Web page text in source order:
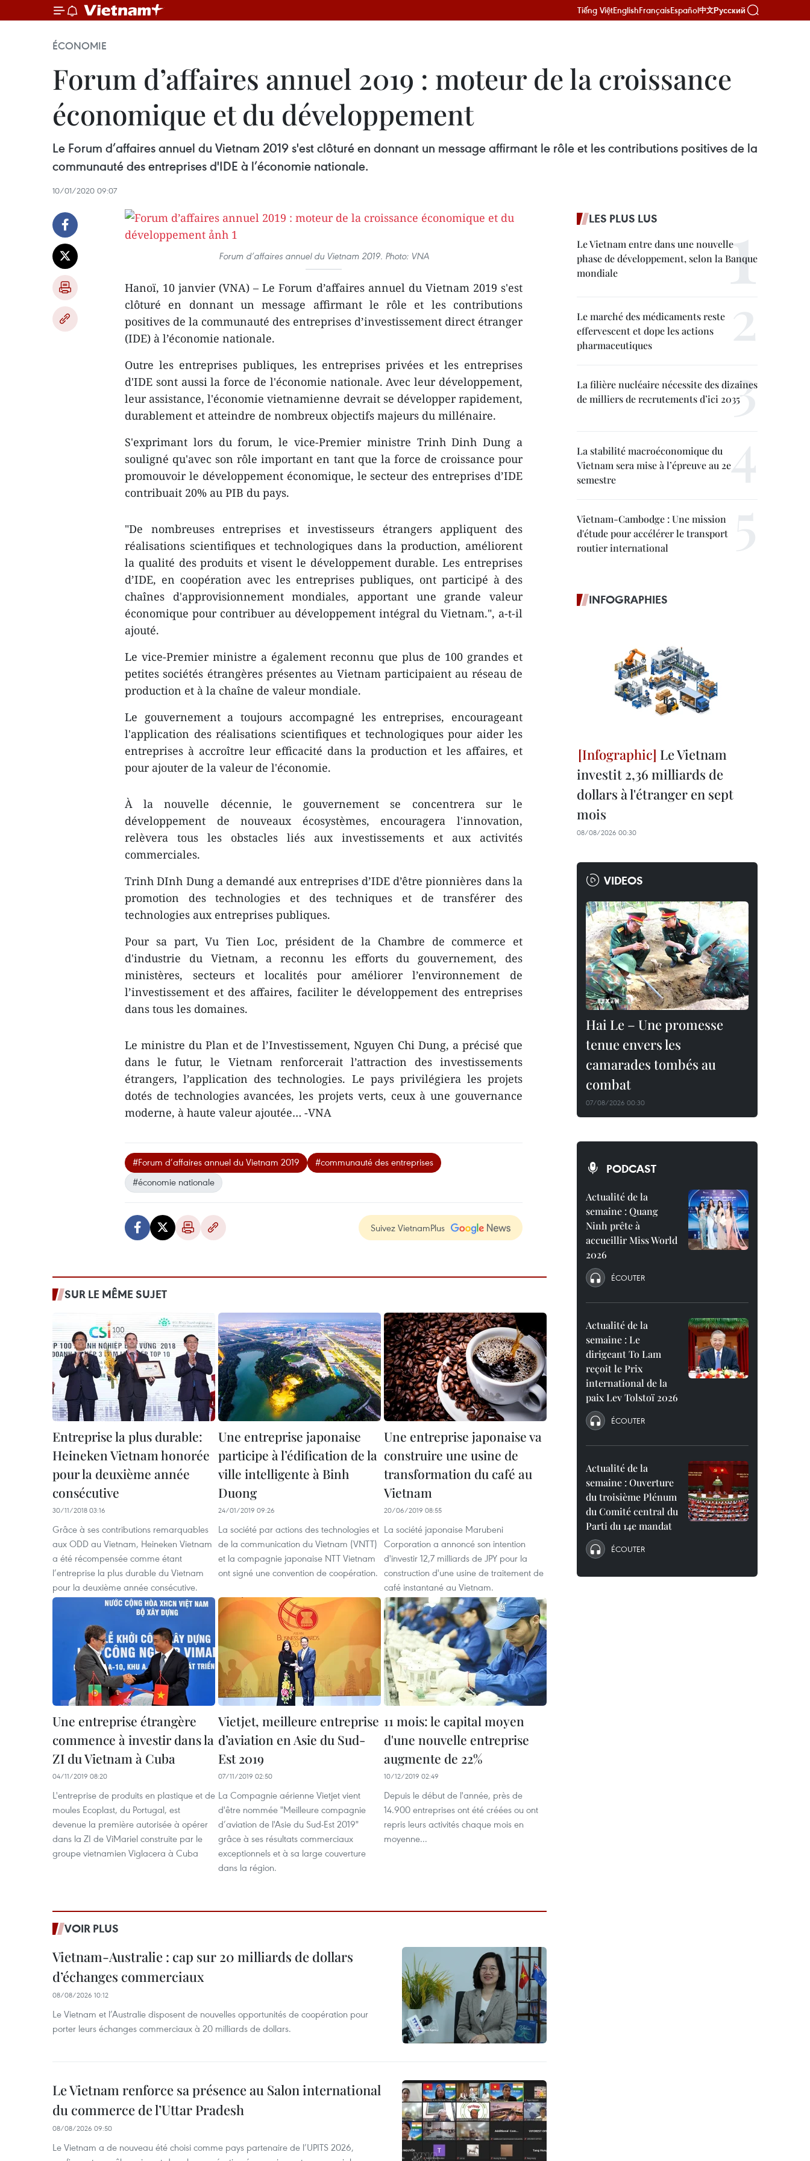
Tiếng ViệtEnglishFrançaisEspañol中文Русский
ÉCONOMIE
Forum d’affaires annuel 2019 : moteur de la croissance
économique et du développement
Le Forum d’affaires annuel du Vietnam 2019 s'est clôturé en donnant un message affirmant le rôle et les contributions positives de la
communauté des entreprises d'IDE à l’économie nationale.
10/01/2020 09:07
Forum d’affaires annuel du Vietnam 2019. Photo: VNA
Hanoï, 10 janvier (VNA) – Le Forum d’affaires annuel du Vietnam 2019 s'est
clôturé en donnant un message affirmant le rôle et les contributions
positives de la communauté des entreprises d’investissement direct étranger
(IDE) à l’économie nationale.
Outre les entreprises publiques, les entreprises privées et les entreprises
d'IDE sont aussi la force de l'économie nationale. Avec leur développement,
leur assistance, l'économie vietnamienne devrait se développer rapidement,
durablement et atteindre de nombreux objectifs majeurs du millénaire.
S'exprimant lors du forum, le vice-Premier ministre Trinh Dinh Dung a
souligné qu'avec son rôle important en tant que la force de croissance pour
promouvoir le développement économique, le secteur des entreprises d’IDE
contribuait 20% au PIB du pays.
"De nombreuses entreprises et investisseurs étrangers appliquent des
réalisations scientifiques et technologiques dans la production, améliorent
la qualité des produits et visent le développement durable. Les entreprises
d’IDE, en coopération avec les entreprises publiques, ont participé à des
chaînes d'approvisionnement mondiales, apportant une grande valeur
économique pour contribuer au développement intégral du Vietnam.", a-t-il
ajouté.
Le vice-Premier ministre a également reconnu que plus de 100 grandes et
petites sociétés étrangères présentes au Vietnam participaient au réseau de
production et à la chaîne de valeur mondiale.
Le gouvernement a toujours accompagné les entreprises, encourageant
l'application des réalisations scientifiques et technologiques pour aider les
entreprises à accroître leur efficacité dans la production et les affaires, et
pour ajouter de la valeur de l'économie.
À la nouvelle décennie, le gouvernement se concentrera sur le
développement de nouveaux écosystèmes, encouragera l'innovation,
relèvera tous les obstacles liés aux investissements et aux activités
commerciales.
Trinh DInh Dung a demandé aux entreprises d’IDE d’être pionnières dans la
promotion des technologies et des techniques et de transférer des
technologies aux entreprises publiques.
Pour sa part, Vu Tien Loc, président de la Chambre de commerce et
d'industrie du Vietnam, a reconnu les efforts du gouvernement, des
ministères, secteurs et localités pour améliorer l’environnement de
l’investissement et des affaires, faciliter le développement des entreprises
dans tous les domaines.
Le ministre du Plan et de l’Investissement, Nguyen Chi Dung, a précisé que
dans le futur, le Vietnam renforcerait l’attraction des investissements
étrangers, l’application des technologies. Le pays privilégiera les projets
dotés de technologies avancées, les projets verts, ceux à une gouvernance
moderne, à haute valeur ajoutée… -VNA
#Forum d’affaires annuel du Vietnam 2019
#communauté des entreprises
#économie nationale
Suivez VietnamPlus
SUR LE MÊME SUJET
Entreprise la plus durable:
Heineken Vietnam honorée
pour la deuxième année
consécutive
30/11/2018 03:16
Grâce à ses contributions remarquables
aux ODD au Vietnam, Heineken Vietnam
a été récompensée comme étant
l’entreprise la plus durable du Vietnam
pour la deuxième année consécutive.
Une entreprise japonaise
participe à l’édification de la
ville intelligente à Binh
Duong
24/01/2019 09:26
La société par actions des technologies et
de la communication du Vietnam (VNTT)
et la compagnie japonaise NTT Vietnam
ont signé une convention de coopération.
Une entreprise japonaise va
construire une usine de
transformation du café au
Vietnam
20/06/2019 08:55
La société japonaise Marubeni
Corporation a annoncé son intention
d'investir 12,7 milliards de JPY pour la
construction d'une usine de traitement de
café instantané au Vietnam.
Une entreprise étrangère
commence à investir dans la
ZI du Vietnam à Cuba
04/11/2019 08:20
L'entreprise de produits en plastique et de
moules Ecoplast, du Portugal, est
devenue la première autorisée à opérer
dans la ZI de ViMariel construite par le
groupe vietnamien Viglacera à Cuba
Vietjet, meilleure entreprise
d’aviation en Asie du Sud-
Est 2019
07/11/2019 02:50
La Compagnie aérienne Vietjet vient
d'être nommée "Meilleure compagnie
d’aviation de l'Asie du Sud-Est 2019"
grâce à ses résultats commerciaux
exceptionnels et à sa large couverture
dans la région.
11 mois: le capital moyen
d'une nouvelle entreprise
augmente de 22%
10/12/2019 02:49
Depuis le début de l'année, près de
14.900 entreprises ont été créées ou ont
repris leurs activités chaque mois en
moyenne...
VOIR PLUS
Vietnam-Australie : cap sur 20 milliards de dollars
d’échanges commerciaux
08/08/2026 10:12
Le Vietnam et l’Australie disposent de nouvelles opportunités de coopération pour
porter leurs échanges commerciaux à 20 milliards de dollars.
Le Vietnam renforce sa présence au Salon international
du commerce de l’Uttar Pradesh
08/08/2026 09:50
Le Vietnam a de nouveau été choisi comme pays partenaire de l’UPITS 2026,
LES PLUS LUS
Le Vietnam entre dans une nouvelle
phase de développement, selon la Banque
mondiale
Le marché des médicaments reste
effervescent et dope les actions
pharmaceutiques
La filière nucléaire nécessite des dizaines
de milliers de recrutements d’ici 2035
La stabilité macroéconomique du
Vietnam sera mise à l’épreuve au 2e
semestre
Vietnam-Cambodge : Une mission
d'étude pour accélérer le transport
routier international
INFOGRAPHIES
Le Vietnam
investit 2,36 milliards de
dollars à l'étranger en sept
mois
08/08/2026 00:30
VIDEOS
Hai Le – Une promesse
tenue envers les
camarades tombés au
combat
07/08/2026 00:30
PODCAST
Actualité de la
semaine : Quang
Ninh prête à
accueillir Miss World
2026
ÉCOUTER
Actualité de la
semaine : Le
dirigeant To Lam
reçoit le Prix
international de la
paix Lev Tolstoï 2026
ÉCOUTER
Actualité de la
semaine : Ouverture
du troisième Plénum
du Comité central du
Parti du 14e mandat
ÉCOUTER